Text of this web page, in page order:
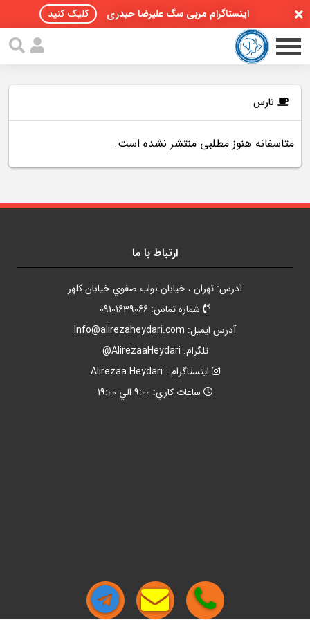
اینستاگرام مربی سگ علیرضا حیدری کلیک کنید
صفحه اصلی
پادکست سگ ها
نارس
متاسفانه هنوز مطلبی منتشر نشده است.
ارتباط با ما
آدرس: تهران ، خيابان نواب صفوي خيابان کلهر
شماره تماس: 09101639066
آدرس ايميل: Info@alirezaheydari.com
تلگرام: AlirezaaHeydari@
اينستاگرام : Alirezaa.Heydari
ساعات کاري: 9:00 الي 19:00